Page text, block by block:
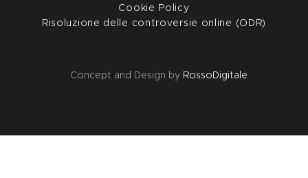
Cookie Policy
Risoluzione delle controversie online (ODR)
Concept and Design by RossoDigitale